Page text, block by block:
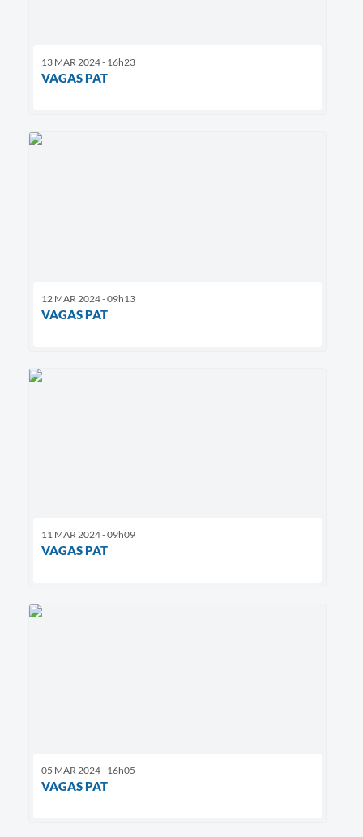
13 MAR 2024 - 16h23
VAGAS PAT
12 MAR 2024 - 09h13
VAGAS PAT
11 MAR 2024 - 09h09
VAGAS PAT
05 MAR 2024 - 16h05
VAGAS PAT